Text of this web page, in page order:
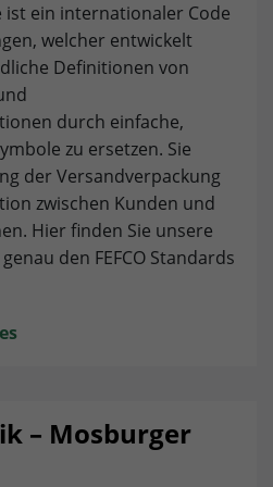
ist ein internationaler Code
welcher entwickelt
Definitionen von
durch einfache,
zu ersetzen. Sie
der Versandverpackung
zwischen Kunden und
Hier finden Sie unsere
den FEFCO Standards
– Mosburger
die gewählten Tracking-
Google Analytics
Google Analytics. Dadurch
nachverfolgt
die Wirksamkeit von
und
bewerten und zukünftige
Bitte beachten Sie,
übermittelt werden
ist der
(Data Privacy Framework).
um einzelne Nutzer
auf dem von Ihnen
um Ihnen relevante Inhalte
werden von unseren